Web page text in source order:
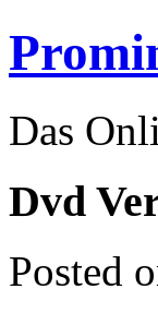
Das
Dvd
Posted